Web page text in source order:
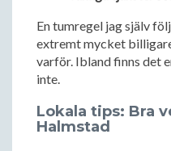
En tumregel jag själv
extremt mycket
varför. Ibland finns det
inte.
Lokala tips: Bra
Halmstad